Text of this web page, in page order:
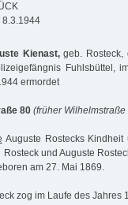
8.3.1944
Kienast,geb. Rosteck,
Fuhlsbüttel,
ermordet
80 (früher
Auguste Rostecks
Rosteck und Auguste
am 27. Mai 1869.
zog im Laufe des